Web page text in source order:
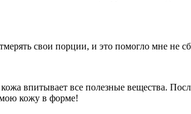
свои порции, и это помогло мне не
впитывает все полезные вещества.
кожу в форме!